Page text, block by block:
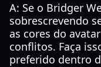
A: Se o Bridger
sobrescrevendo
as cores do
conflitos. Faça
preferido dentro